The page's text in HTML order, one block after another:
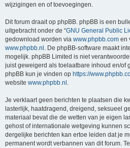
wijzigingen en of toevoegingen.
Dit forum draait op phpBB. phpBB is een
uitgebracht onder de “GNU General Public
gedownload worden via www.phpbb.com en
www.phpbb.nl . De phpBB-software maakt
mogelijk. phpBB Limited is niet
juist geweigerd als toelaatbare inhoud en/of
phpBB kun je vinden op https://
website www.phpbb.nl .
Je verklaart geen berichten te plaatsen die
lasterlijk, haatdragend, dreigend, seksueel
materiaal bevat die de wetten van je eigen
gehost of internationale wetgeving kunnen
dergelijke berichten kan ertoe leiden dat je
permanent wordt verbannen van dit forum.